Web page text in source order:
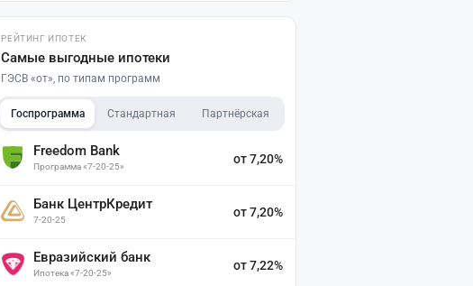
РЕЙТИНГ ИПОТЕК
Самые выгодные ипотеки
ГЭСВ «от», по типам программ
Госпрограмма Стандартная Партнёрская
Freedom Bank
Программа «7-20-25»
от 7,20%
Банк ЦентрКредит
7-20-25
от 7,20%
Евразийский банк
Ипотека «7-20-25»
от 7,22%